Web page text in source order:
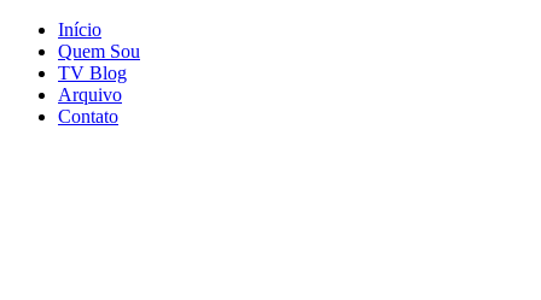
Início
Quem Sou
TV Blog
Arquivo
Contato